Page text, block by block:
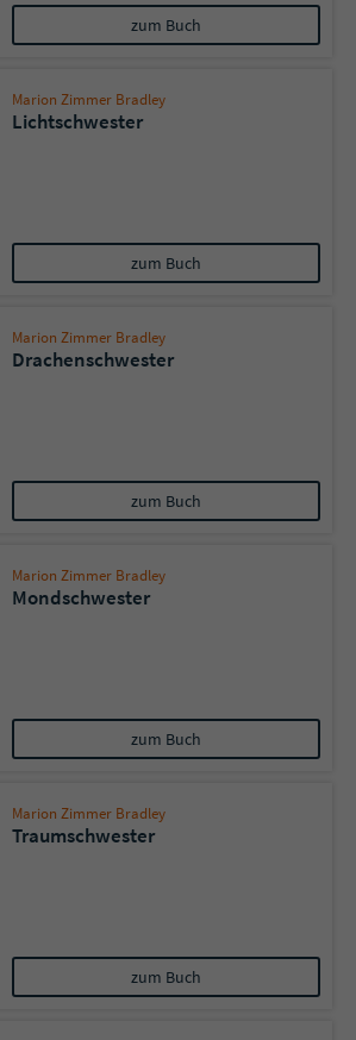
zum Buch
Marion Zimmer Bradley
Lichtschwester
zum Buch
Marion Zimmer Bradley
Drachenschwester
zum Buch
Marion Zimmer Bradley
Mondschwester
zum Buch
Marion Zimmer Bradley
Traumschwester
zum Buch